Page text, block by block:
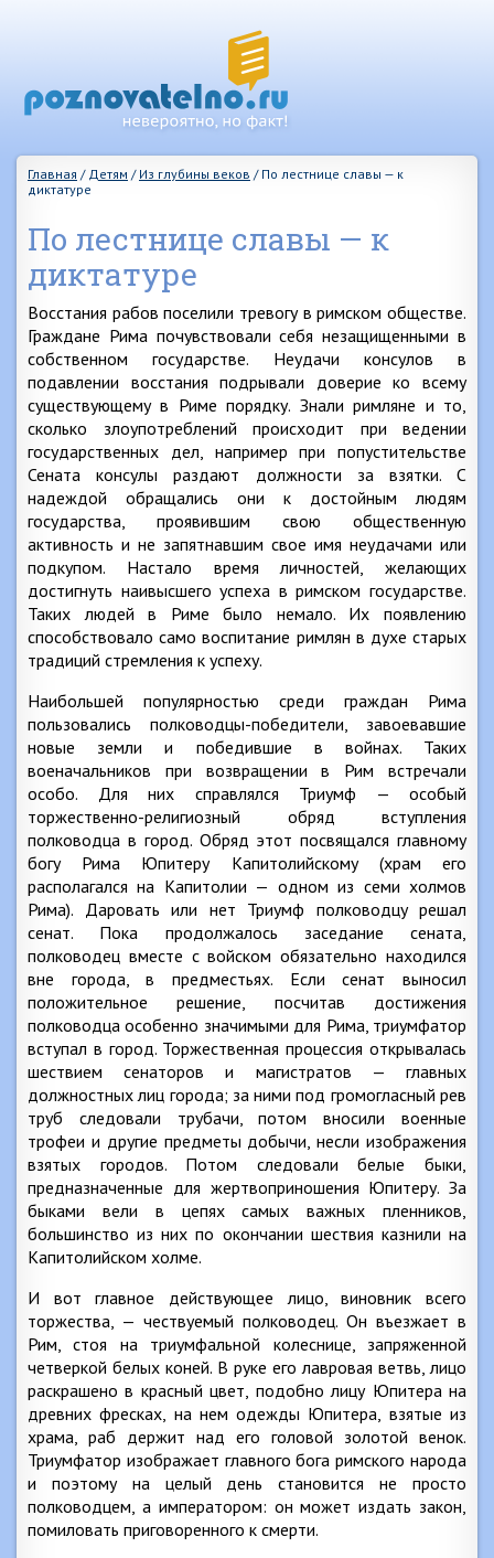
Главная / Детям / Из глубины веков / По лестнице славы — к
диктатуре
По лестнице славы — к
диктатуре
Восстания рабов поселили тревогу в римском обществе.
Граждане Рима почувствовали себя незащищенными в
собственном государстве. Неудачи консулов в
подавлении восстания подрывали доверие ко всему
существующему в Риме порядку. Знали римляне и то,
сколько злоупотреблений происходит при ведении
государственных дел, например при попустительстве
Сената консулы раздают должности за взятки. С
надеждой обращались они к достойным людям
государства, проявившим свою общественную
активность и не запятнавшим свое имя неудачами или
подкупом. Настало время личностей, желающих
достигнуть наивысшего успеха в римском государстве.
Таких людей в Риме было немало. Их появлению
способствовало само воспитание римлян в духе старых
традиций стремления к успеху.
Наибольшей популярностью среди граждан Рима
пользовались полководцы-победители, завоевавшие
новые земли и победившие в войнах. Таких
военачальников при возвращении в Рим встречали
особо. Для них справлялся Триумф — особый
торжественно-религиозный обряд вступления
полководца в город. Обряд этот посвящался главному
богу Рима Юпитеру Капитолийскому (храм его
располагался на Капитолии — одном из семи холмов
Рима). Даровать или нет Триумф полководцу решал
сенат. Пока продолжалось заседание сената,
полководец вместе с войском обязательно находился
вне города, в предместьях. Если сенат выносил
положительное решение, посчитав достижения
полководца особенно значимыми для Рима, триумфатор
вступал в город. Торжественная процессия открывалась
шествием сенаторов и магистратов — главных
должностных лиц города; за ними под громогласный рев
труб следовали трубачи, потом вносили военные
трофеи и другие предметы добычи, несли изображения
взятых городов. Потом следовали белые быки,
предназначенные для жертвоприношения Юпитеру. За
быками вели в цепях самых важных пленников,
большинство из них по окончании шествия казнили на
Капитолийском холме.
И вот главное действующее лицо, виновник всего
торжества, — чествуемый полководец. Он въезжает в
Рим, стоя на триумфальной колеснице, запряженной
четверкой белых коней. В руке его лавровая ветвь, лицо
раскрашено в красный цвет, подобно лицу Юпитера на
древних фресках, на нем одежды Юпитера, взятые из
храма, раб держит над его головой золотой венок.
Триумфатор изображает главного бога римского народа
и поэтому на целый день становится не просто
полководцем, а императором: он может издать закон,
помиловать приговоренного к смерти.